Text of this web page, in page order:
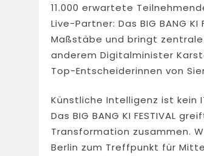
11.000 erwartete
Live-Partner: Das BIG BANG
Maßstäbe und bringt
anderem Digitalminister
Top-Entscheiderinnen von
Künstliche Intelligenz ist kein
Das BIG BANG KI FESTIVAL
Transformation zusammen.
Berlin zum Treffpunkt für